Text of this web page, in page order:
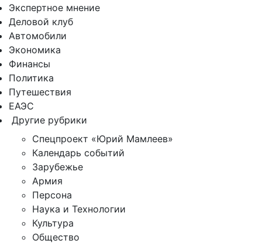
Экспертное мнение
Деловой клуб
Автомобили
Экономика
Финансы
Политика
Путешествия
ЕАЭС
Другие рубрики
Спецпроект «Юрий Мамлеев»
Календарь событий
Зарубежье
Армия
Персона
Наука и Технологии
Культура
Общество